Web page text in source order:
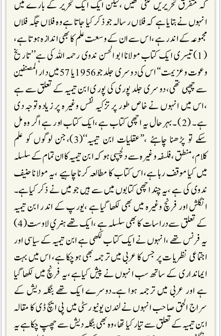
کہ متفرق تحریریں کتنی تھیں ،لیکن ایک ایک تحریر کے بارے میں
انہوں نے بتایا ہے کہ فلاں رسالہ جو ذکر کیا جاتا ہے وہ فلاں جگہ فلاں
مجموعہ کے اندر ہے،اس سے ان کے وسعت علم کا بھی اندازہ ہوتا ہے،
(1)تیسری ایک کتاب مولانا ابو الحسن ندوی رحمہ اللہ کی ہے’’تاریخ
وعوت و عزیمت‘‘ اس کی دوسری جلد جو1956یا 57میں دار المصنفین
سے چھپی تھی، دوسری جلد پوری کی پوری ابن تیمیہ کے تعلق سے ہے
،اس میں انہوں نے خاص طور پر تزکیہ نفس وغیرہ پر زیادہ توجہ دی
ہے۔ (2) ۔بہرحال یہ اچھی کتاب ہے،ایک کتاب اور ہے اگر وہ مل
سکے تو پڑھنا چاہئے ،’’عقلیات ابن تیمیہ‘‘(3)،جن لوگوں کو علم
کلام،منطق ،فلسفہ وغیرہ سے دلچسپی ہو کہ ابن تیمیہ کا ان تمام کے سلسلہ
میں کیا موقف رہا ہے،اس کتاب کا مطالعہ کرنا چاہیے ،یہ مولانا حنیف
ندوی کی ہے ،یہ چند اچھی کتابوں میں سے ہیں جو میں نے ذکر کیاہے۔
انگلش اور فرنچ وغیرہ میں بھی لکھا گیا ہے ،یورپ کے اندر ابن تیمیہ
کے تعلق سے دراسات کا بھی سلسلہ ہے ،ایک تھے ہنري لاوست(4)
یہ فرنس تھے ،انہوں نے ایک کتاب لکھی ہے ابن تیمیہ کے سیاسی اور
اجتماعی نظریا ت پر جس کا عربی میں ترجمہ بھی ہوچکا ہے، اس میں بہت
ایمانداری کے ساتھ سب انہوں نے پیش کیاہے،یہ فرنچ میں لکھا گیا
ہے اور عربی میں ترجمہ ہوا ہے۔دوسرے ایک تھے بنگلہ دیش کے
سراج الحق صاحب انہوں نے لندن یونیورسٹی میں پی ایچ ڈی کا مقالہ
ابن تیمیہ کے تعلق سے تیار کیا تھا ، وہ بھی بنگلہ دیش سے چھپ چکاہے یہ